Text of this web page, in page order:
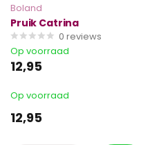
Boland
Pruik Catrina
0 reviews
Op voorraad
12,95
Op voorraad
12,95